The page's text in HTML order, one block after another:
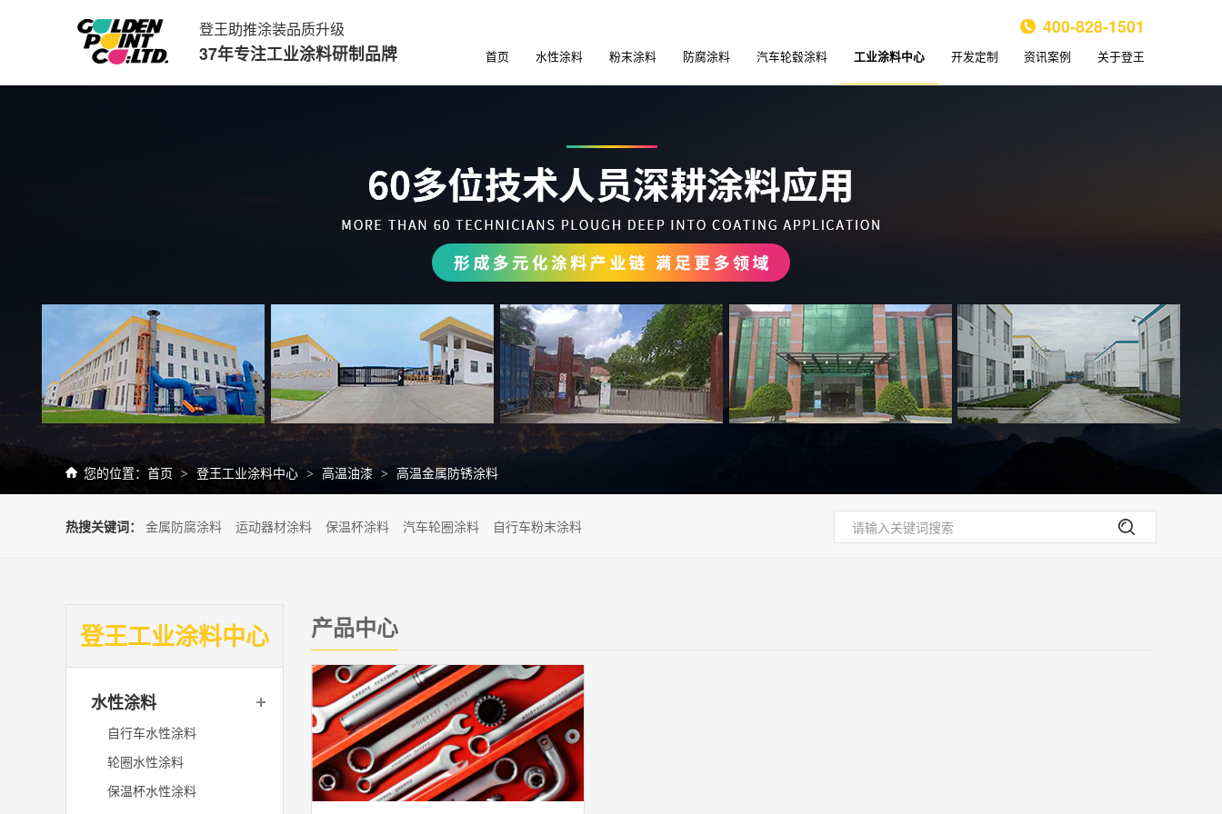
登王助推涂装品质升级
37年专注工业涂料研制品牌
400-828-1501
首页 水性涂料 粉末涂料 防腐涂料 汽车轮毂涂料 工业涂料中心 开发定制 资讯案例 关于登王
您的位置： 首页 > 登王工业涂料中心 > 高温油漆 > 高温金属防锈涂料
热搜关键词： 金属防腐涂料 运动器材涂料 保温杯涂料 汽车轮圈涂料 自行车粉末涂料
产品中心
登王工业涂料中心
水性涂料
自行车水性涂料
轮圈水性涂料
保温杯水性涂料